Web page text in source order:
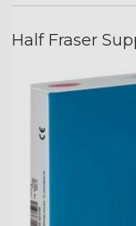
Half Fraser